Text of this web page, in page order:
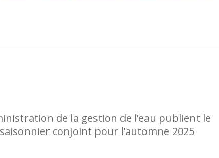
de la gestion de l’eau publient le
conjoint pour l’automne 2025